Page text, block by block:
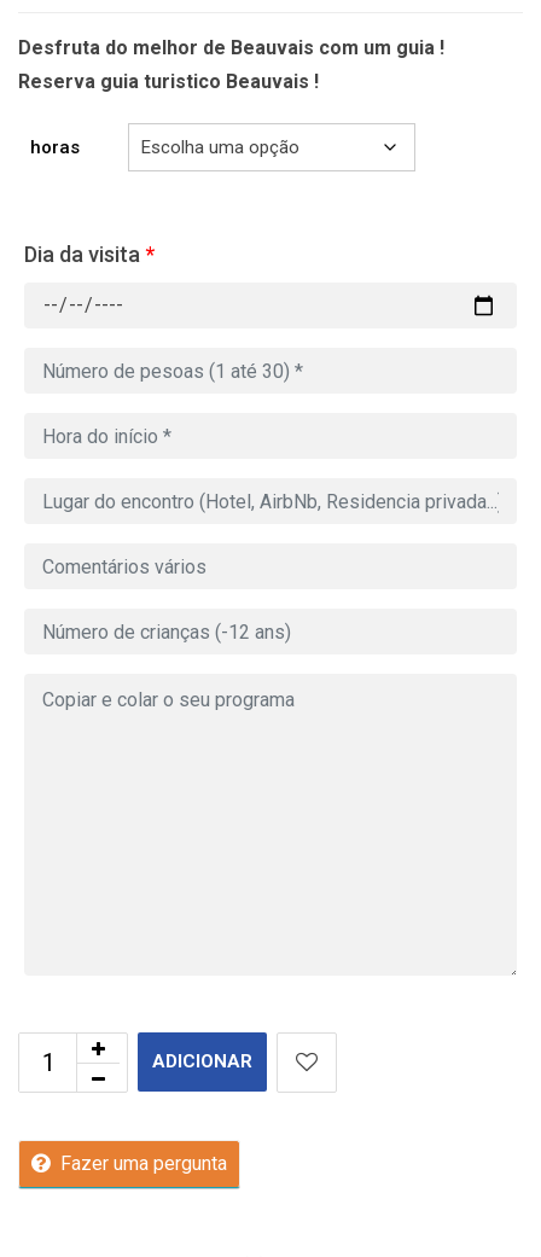
699.00€
Desfruta do melhor de Beauvais com um guia !
Reserva guia turistico Beauvais !
horas
Dia da visita *
ADICIONAR
Fazer uma pergunta